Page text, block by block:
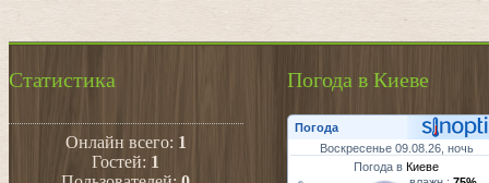
Статистика
Онлайн всего: 1
Гостей: 1
Погода в Киеве
Погода
Воскресенье 09.08.26, ночь
Погода вКиеве